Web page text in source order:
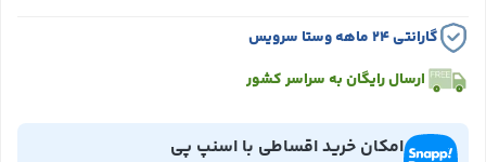
گارانتی ۲۴ ماهه وستا سرویس
ارسال رایگان به سراسر کشور
امکان خرید اقساطی با اسنپ پی